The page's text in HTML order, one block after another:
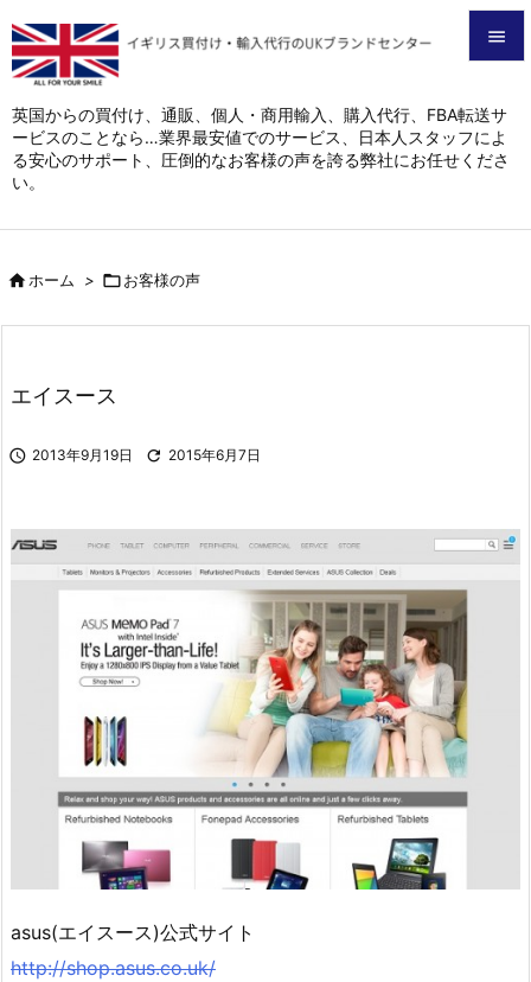
英国からの買付け、通販、個人・商用輸入、購入代行、FBA転送サ
ービスのことなら…業界最安値でのサービス、日本人スタッフによ
る安心のサポート、圧倒的なお客様の声を誇る弊社にお任せくださ
い。

メニュ

サイド
前へ

ホーム > お客様の声
エイスース
 2013年9月19日  2015年6月7日
asus(エイスース)公式サイト
http://shop.asus.co.uk/